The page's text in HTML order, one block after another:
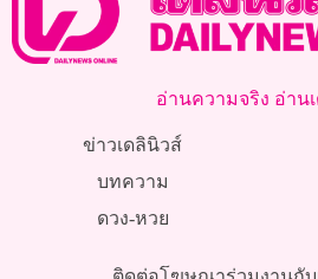
อ่านความจริง อ่าน
ข่าวเดลินิวส์
บทความ
ดวง-หวย